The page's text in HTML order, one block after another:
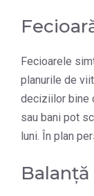
Fecioarele
planurile de
deciziilor bine
sau bani pot
luni. În plan
Balanță